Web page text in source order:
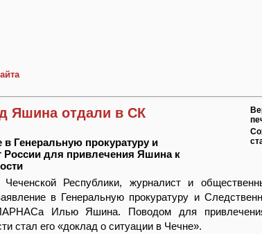
Яшина отдали в СК
Генеральную прокуратуру и
России для привлечения Яшина к
Чеченской Республики, журналист и
в Генеральную прокуратуру и
Илью Яшина. Поводом для
стал его «доклад о ситуации в Чечне».